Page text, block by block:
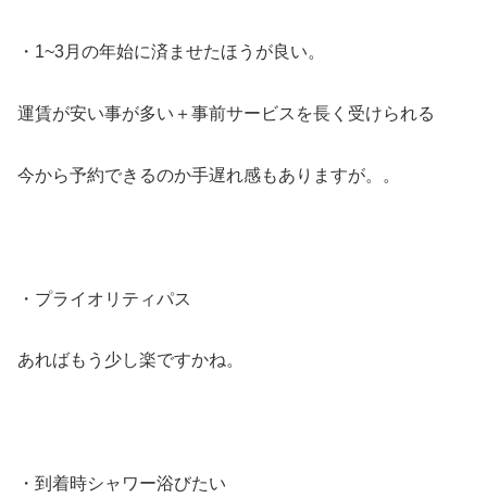
・1~3月の年始に済ませたほうが良い。
運賃が安い事が多い＋事前サービスを長く受けられる
今から予約できるのか手遅れ感もありますが。。
・プライオリティパス
あればもう少し楽ですかね。
・到着時シャワー浴びたい